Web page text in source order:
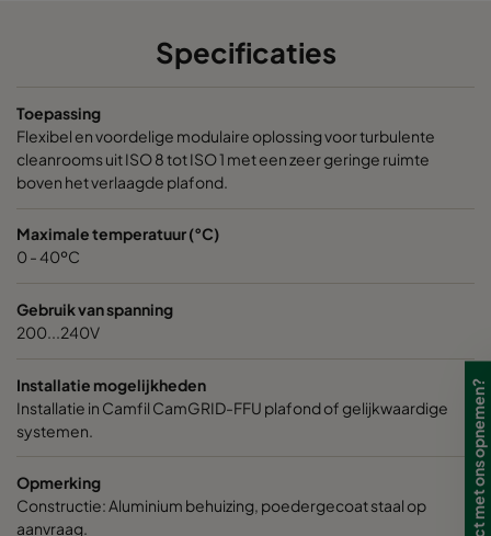
Specificaties
Toepassing
Flexibel en voordelige modulaire oplossing voor turbulente
cleanrooms uit ISO 8 tot ISO 1 met een zeer geringe ruimte
boven het verlaagde plafond.
Maximale temperatuur (°C)
0 - 40ºC
Gebruik van spanning
200...240V
Installatie mogelijkheden
Installatie in Camfil CamGRID-FFU plafond of gelijkwaardige
systemen.
Opmerking
Constructie: Aluminium behuizing, poedergecoat staal op
aanvraag.